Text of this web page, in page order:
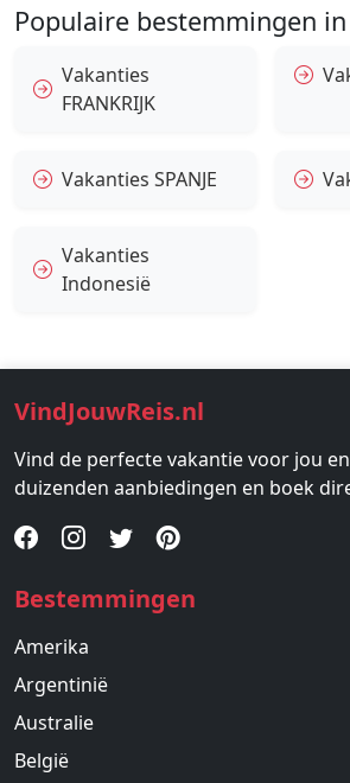
Populaire bestemmingen
Vakanties
FRANKRIJK
Vakanties SPANJE
Vakanties
Indonesië
VindJouwReis.nl
Vind de perfecte vakantie voor jou
duizenden aanbiedingen en boek
Bestemmingen
Amerika
Argentinië
Australie
België